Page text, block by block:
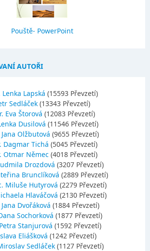
Pouště- PowerPoint
AUTOŘI
Lenka Lapská (15593 Převzetí)
Sedláček (13343 Převzetí)
Eva Štorová (12083 Převzetí)
Dusilová (11546 Převzetí)
Olžbutová (9655 Převzetí)
Dagmar Tichá (5045 Převzetí)
Otmar Němec (4018 Převzetí)
Drozdová (3207 Převzetí)
Brunclíková (2889 Převzetí)
Miluše Hutyrová (2279 Převzetí)
Hlaváčová (2130 Převzetí)
Dvořáková (1884 Převzetí)
Sochorková (1877 Převzetí)
Stanjurová (1592 Převzetí)
Eliášková (1242 Převzetí)
Sedláček (1127 Převzetí)